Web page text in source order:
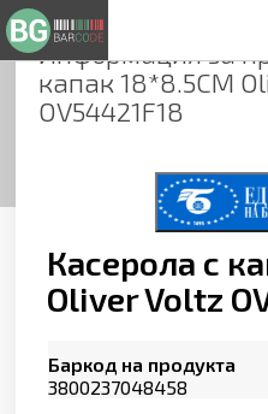
Информация за
капак 18*8.5CM
OV54421F18
Касерола с
Oliver Voltz
Баркод на продукта
3800237048458
Общи
Декларация за